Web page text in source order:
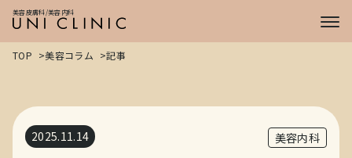
美容皮膚科/美容内科
症例
CASE
プライス
PRICE
TOP 美容コラム 記事
2025.11.14 美容内科